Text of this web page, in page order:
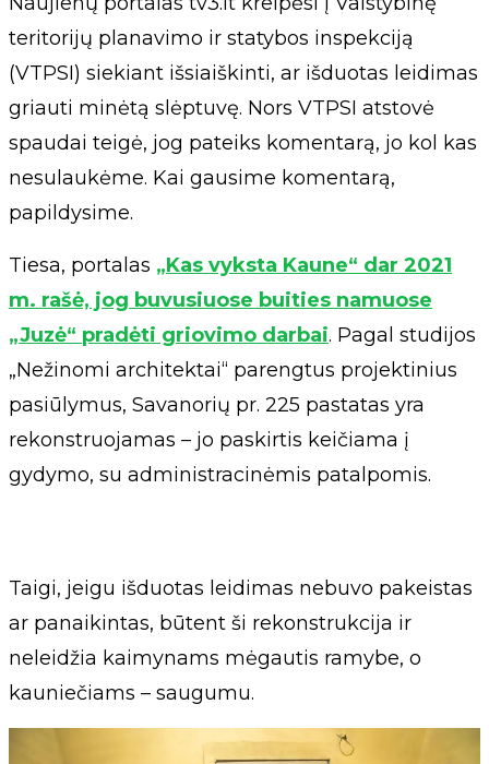
teritorijų planavimo ir statybos inspekciją
(VTPSI) siekiant išsiaiškinti, ar išduotas leidimas
griauti minėtą slėptuvę. Nors VTPSI atstovė
spaudai teigė, jog pateiks komentarą, jo kol kas
nesulaukėme. Kai gausime komentarą,
papildysime.
Tiesa, portalas „Kas vyksta Kaune“ dar 2021
m. rašė, jog buvusiuose buities namuose
„Juzė“ pradėti griovimo darbai. Pagal studijos
„Nežinomi architektai“ parengtus projektinius
pasiūlymus, Savanorių pr. 225 pastatas yra
rekonstruojamas – jo paskirtis keičiama į
gydymo, su administracinėmis patalpomis.
Taigi, jeigu išduotas leidimas nebuvo pakeistas
ar panaikintas, būtent ši rekonstrukcija ir
neleidžia kaimynams mėgautis ramybe, o
kauniečiams – saugumu.